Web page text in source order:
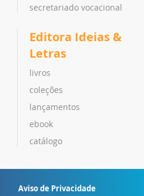
secretariado vocacional
Editora Ideias &
Letras
livros
coleções
lançamentos
ebook
catálogo
Aviso de Privacidade